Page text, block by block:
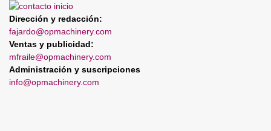
Dirección y redacción:
fajardo@opmachinery.com
Ventas y publicidad:
mfraile@opmachinery.com
Administración y suscripciones
info@opmachinery.com